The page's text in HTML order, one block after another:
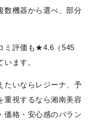
数機器から選べ、部分
ミ評価も★4.6（545
ます。
たいならレジーナ、予
重視するなら湘南美容
価格・安心感のバラン